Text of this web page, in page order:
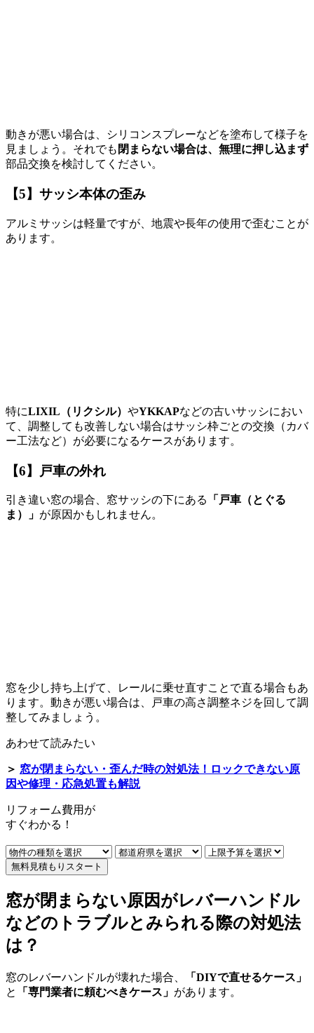
動きが悪い場合は、シリコンスプレーなどを塗布して様子を
見ましょう。 それでも 閉まらない場合は、無理に押し込まず
部品交換を検討してください。
【5】サッシ本体の歪み
アルミサッシは軽量ですが、地震や長年の使用で歪むことが
あります。
特にLIXIL （リクシル） やYKKAPなどの古いサッシにおい
て、 調整しても改善しない場合はサッシ枠ごとの交換 （カバ
ー工法など） が必要になるケースがあります。
【6】戸車の外れ
引き違い窓の場合、窓サッシの下にある 「戸車 （とぐる
ま）
」 が原因かもしれません。
窓を少し持ち上げて、レールに乗せ直すことで直る場合もあ
ります。 動きが悪い場合は、戸車の高さ調整ネジを回して調
整してみましょう。
あわせて読みたい
＞ 窓が閉まらない・歪んだ時の対処法！ロックできない原
因や修理・応急処置も解説
リフォーム費用 が
すぐわかる！
無料見積もりスタート
窓が閉まらない原因がレバーハンドル
などのトラブルとみられる際の対処法
は？
窓のレバーハンドルが壊れた場合、
「DIYで直せるケース」
と
「専門業者に頼むべきケース」 があります。